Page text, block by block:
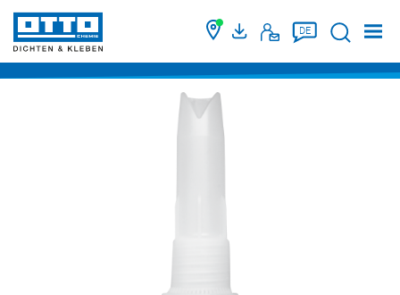
DE Suche